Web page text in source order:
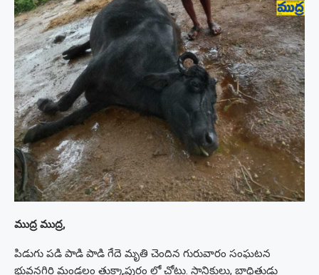
ముద్ర ముద్ర,
పిడుగు పడి పాడి పాడి గేదె మృతి చెందిన గురువారం సంఘటన
భువనగిరి మండలం తుక్కాపురం లో చోటు. స్థానికులు, బాధితుడు